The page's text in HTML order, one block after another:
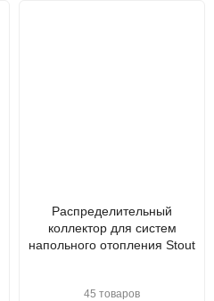
Распределительный
коллектор для систем
напольного отопления Stout
45 товаров